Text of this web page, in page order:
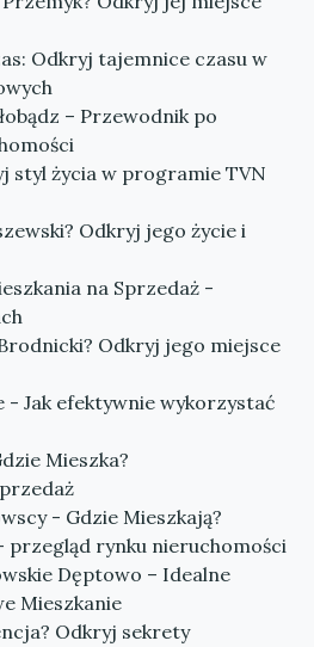
Odkryj tajemnice czasu w
– Przewodnik po
styl życia w programie TVN
Odkryj jego życie i
na Sprzedaż -
Odkryj jego miejsce
- Jak efektywnie wykorzystać
Mieszka?
- Gdzie Mieszkają?
przegląd rynku nieruchomości
Dęptowo – Idealne
Mieszkanie
Odkryj sekrety